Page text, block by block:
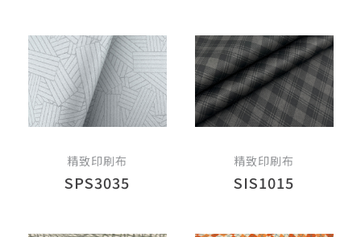
精致印刷布
SPS3035
精致印刷布
SIS1015